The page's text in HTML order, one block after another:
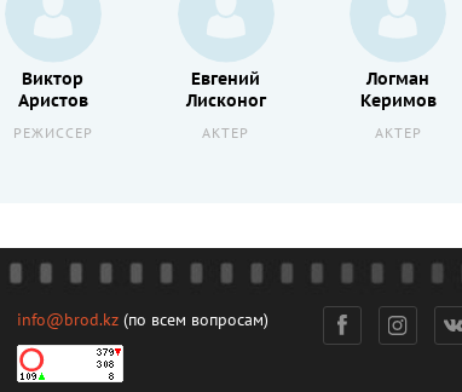
Виктор
Аристов
РЕЖИССЕР
Евгений
Лисконог
АКТЕР
Логман
Керимов
АКТЕР
info@brod.kz (по всем вопросам)